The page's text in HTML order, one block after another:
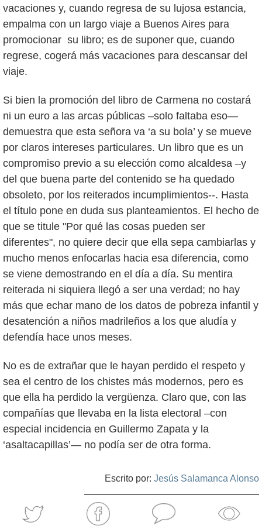
vacaciones y, cuando regresa de su lujosa estancia,
empalma con un largo viaje a Buenos Aires para
promocionar su libro; es de suponer que, cuando
regrese, cogerá más vacaciones para descansar del
viaje.
Si bien la promoción del libro de Carmena no costará
ni un euro a las arcas públicas –solo faltaba eso—
demuestra que esta señora va ‘a su bola’ y se mueve
por claros intereses particulares. Un libro que es un
compromiso previo a su elección como alcaldesa –y
del que buena parte del contenido se ha quedado
obsoleto, por los reiterados incumplimientos--. Hasta
el título pone en duda sus planteamientos. El hecho de
que se titule "Por qué las cosas pueden ser
diferentes", no quiere decir que ella sepa cambiarlas y
mucho menos enfocarlas hacia esa diferencia, como
se viene demostrando en el día a día. Su mentira
reiterada ni siquiera llegó a ser una verdad; no hay
más que echar mano de los datos de pobreza infantil y
desatención a niños madrileños a los que aludía y
defendía hace unos meses.
No es de extrañar que le hayan perdido el respeto y
sea el centro de los chistes más modernos, pero es
que ella ha perdido la vergüenza. Claro que, con las
compañías que llevaba en la lista electoral –con
especial incidencia en Guillermo Zapata y la
‘asaltacapillas’— no podía ser de otra forma.
Escrito por: Jesús Salamanca Alonso